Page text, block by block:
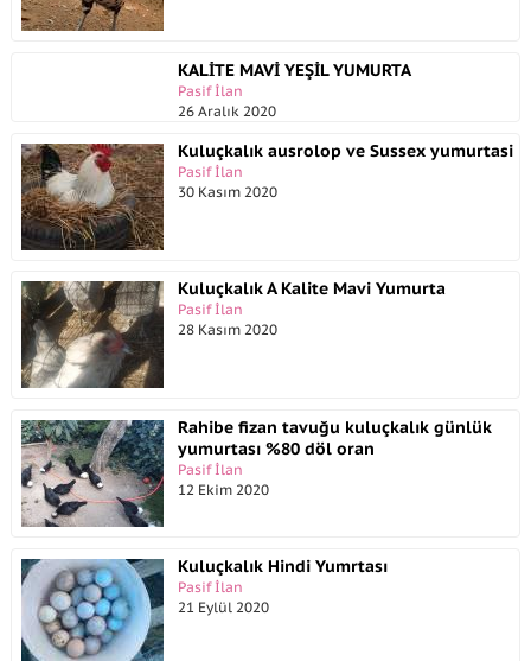
KALİTE MAVİ YEŞİL YUMURTA
Pasif İlan
26 Aralık 2020
Kuluçkalık ausrolop ve Sussex yumurtasi
Pasif İlan
30 Kasım 2020
Kuluçkalık A Kalite Mavi Yumurta
Pasif İlan
28 Kasım 2020
Rahibe fizan tavuğu kuluçkalık günlük
yumurtası %80 döl oran
Pasif İlan
12 Ekim 2020
Kuluçkalık Hindi Yumrtası
Pasif İlan
21 Eylül 2020